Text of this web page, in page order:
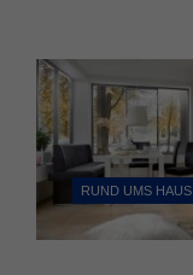
RUND UMS HAUS